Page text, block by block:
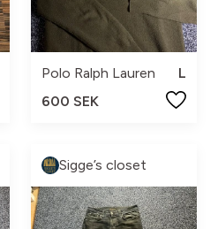
Polo Ralph Lauren
L
600 SEK
Sigge’s closet